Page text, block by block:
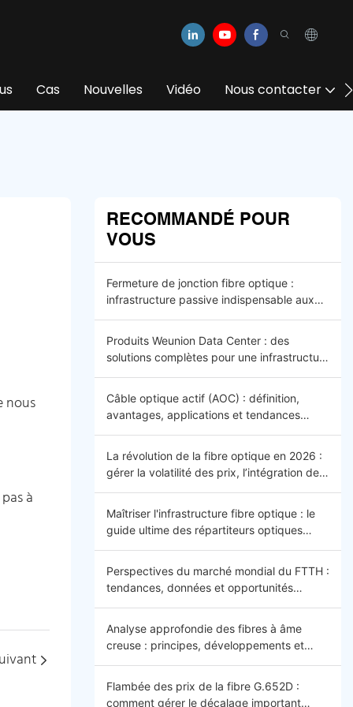
Cas Nouvelles Vidéo Nous contacter
nous
à
RECOMMANDÉ POUR
VOUS
Fermeture de jonction fibre optique :
infrastructure passive indispensable aux
Produits Weunion Data Center : des
solutions complètes pour une infrastructure
Câble optique actif (AOC) : définition,
avantages, applications et tendances
La révolution de la fibre optique en 2026 :
gérer la volatilité des prix, l’intégration de
Maîtriser l'infrastructure fibre optique : le
guide ultime des répartiteurs optiques
Perspectives du marché mondial du FTTH :
tendances, données et opportunités
Analyse approfondie des fibres à âme
creuse : principes, développements et
Flambée des prix de la fibre G.652D :
comment gérer le décalage important